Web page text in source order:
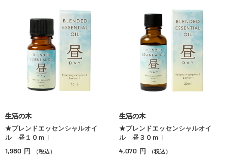
生活の木
★ブレンドエッセンシャルオイ
ル 昼１０ｍｌ
1,980 円 （税込）
生活の木
★ブレンドエッセンシャルオイ
ル 昼３０ｍｌ
4,070 円 （税込）